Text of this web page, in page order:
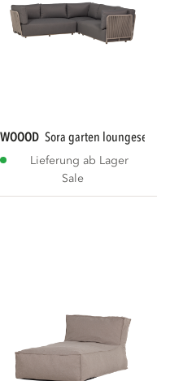
WOOOD sora garten loungeset
Lieferung ab Lager
Sale